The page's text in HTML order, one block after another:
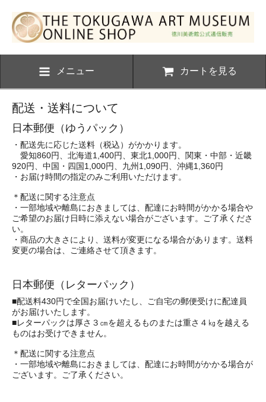
メニュー カートを見る
配送・送料について
日本郵便（ゆうパック）
・配送先に応じた送料（税込）がかかります。
愛知860円、北海道1,400円、東北1,000円、関東・中部・近畿
920円、中国・四国1,000円、九州1,090円、沖縄1,360円
・お届け時間の指定のみご利用いただけます。
＊配送に関する注意点
・一部地域や離島におきましては、配達にお時間がかかる場合や
ご希望のお届け日時に添えない場合がございます。ご了承くださ
い。
・商品の大きさにより、送料が変更になる場合があります。送料
変更の場合は、ご連絡させて頂きます。
日本郵便（レターパック）
■配送料430円で全国お届けいたし、ご自宅の郵便受けに配達員
がお届けいたします。
■レターパックは厚さ３㎝を超えるものまたは重さ４㎏を越える
ものはお受けできません。
＊配送に関する注意点
・一部地域や離島におきましては、配達にお時間がかかる場合が
ございます。ご了承ください。